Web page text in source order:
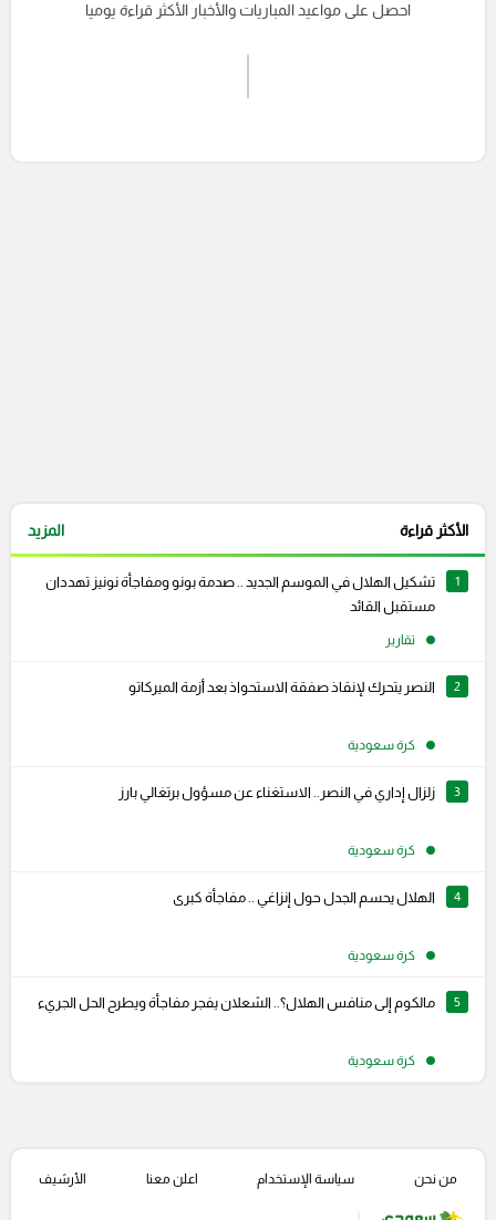
احصل على مواعيد المباريات والأخبار الأكثر قراءة يوميا
الأكثر قراءة المزيد
1
تشكيل الهلال في الموسم الجديد .. صدمة بونو ومفاجأة نونيز تهددان
مستقبل القائد
تقارير
2 النصر يتحرك لإنقاذ صفقة الاستحواذ بعد أزمة الميركاتو
كرة سعودية
3 زلزال إداري في النصر.. الاستغناء عن مسؤول برتغالي بارز
كرة سعودية
4 الهلال يحسم الجدل حول إنزاغي .. مفاجأة كبرى
كرة سعودية
5 مالكوم إلى منافس الهلال؟.. الشعلان يفجر مفاجأة ويطرح الحل الجريء
كرة سعودية
من نحن سياسة الإستخدام اعلن معنا الأرشيف